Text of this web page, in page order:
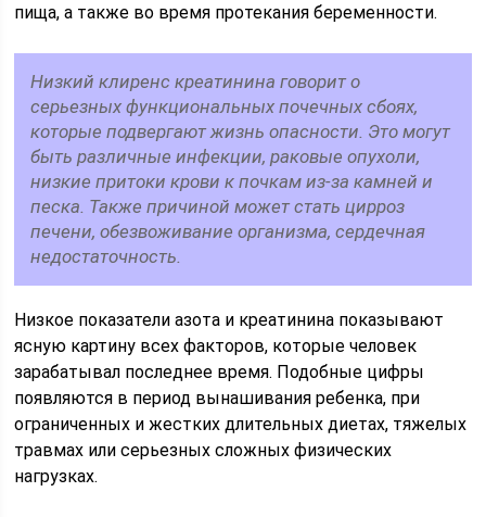
пища, а также во время протекания беременности.
Низкий клиренс креатинина говорит о
серьезных функциональных почечных сбоях,
которые подвергают жизнь опасности. Это могут
быть различные инфекции, раковые опухоли,
низкие притоки крови к почкам из-за камней и
песка. Также причиной может стать цирроз
печени, обезвоживание организма, сердечная
недостаточность.
Низкое показатели азота и креатинина показывают
ясную картину всех факторов, которые человек
зарабатывал последнее время. Подобные цифры
появляются в период вынашивания ребенка, при
ограниченных и жестких длительных диетах, тяжелых
травмах или серьезных сложных физических
нагрузках.